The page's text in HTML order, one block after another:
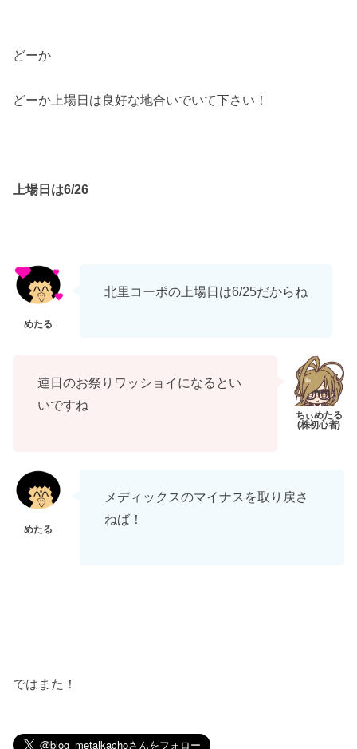
どーか
どーか上場日は良好な地合いでいて下さい！
上場日は6/26
北里コーポの上場日は6/25だからね
連日のお祭りワッショイになるとい
いですね
メディックスのマイナスを取り戻さ
ねば！
ではまた！